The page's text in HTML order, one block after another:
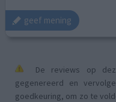
geef mening
De reviews op
gegenereerd en
goedkeuring, om zo te